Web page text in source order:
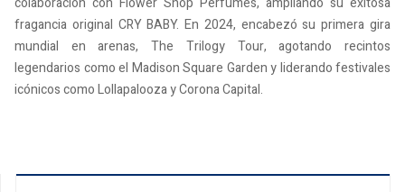
fragancia original CRY BABY. En 2024, encabezó su primera gira
mundial en arenas, The Trilogy Tour, agotando recintos
legendarios como el Madison Square Garden y liderando festivales
icónicos como Lollapalooza y Corona Capital.